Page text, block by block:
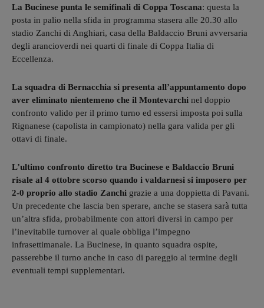
La Bucinese punta le semifinali di Coppa Toscana: questa la
posta in palio nella sfida in programma stasera alle 20.30 allo
stadio Zanchi di Anghiari, casa della Baldaccio Bruni avversaria
degli arancioverdi nei quarti di finale di Coppa Italia di
Eccellenza.
La squadra di Bernacchia si presenta all’appuntamento dopo
aver eliminato nientemeno che il Montevarchi nel doppio
confronto valido per il primo turno ed essersi imposta poi sulla
Rignanese (capolista in campionato) nella gara valida per gli
ottavi di finale.
L’ultimo confronto diretto tra Bucinese e Baldaccio Bruni
risale al 4 ottobre scorso quando i valdarnesi si imposero per
2-0 proprio allo stadio Zanchi grazie a una doppietta di Pavani.
Un precedente che lascia ben sperare, anche se stasera sarà tutta
un’altra sfida, probabilmente con attori diversi in campo per
l’inevitabile turnover al quale obbliga l’impegno
infrasettimanale. La Bucinese, in quanto squadra ospite,
passerebbe il turno anche in caso di pareggio al termine degli
eventuali tempi supplementari.